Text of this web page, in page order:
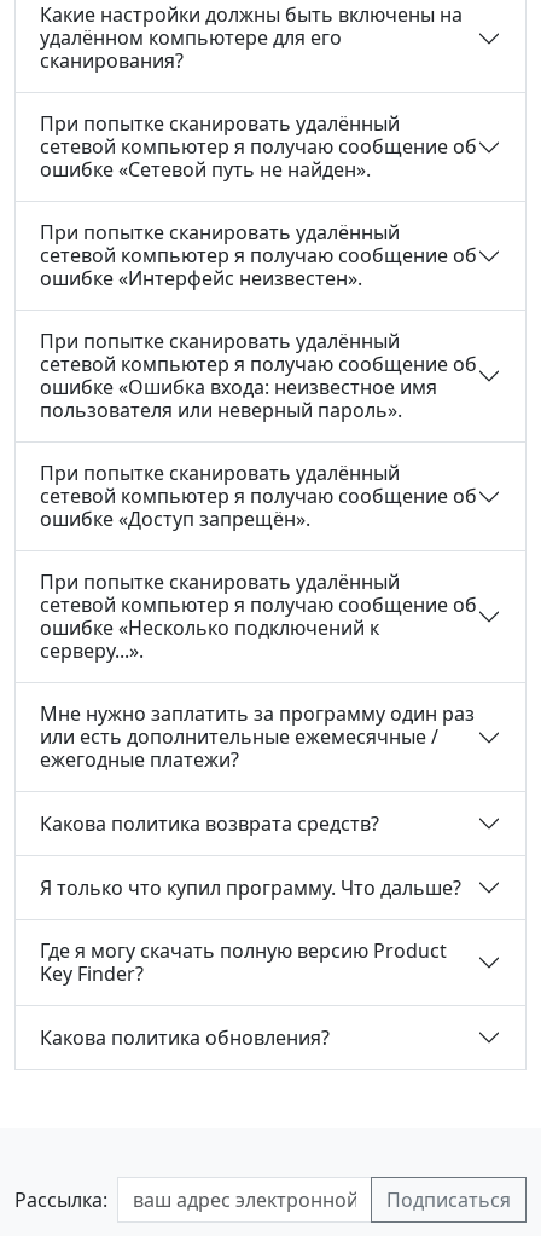
Какие настройки должны быть включены на
удалённом компьютере для его
сканирования?
При попытке сканировать удалённый
сетевой компьютер я получаю сообщение об
ошибке «Сетевой путь не найден».
При попытке сканировать удалённый
сетевой компьютер я получаю сообщение об
ошибке «Интерфейс неизвестен».
При попытке сканировать удалённый
сетевой компьютер я получаю сообщение об
ошибке «Ошибка входа: неизвестное имя
пользователя или неверный пароль».
При попытке сканировать удалённый
сетевой компьютер я получаю сообщение об
ошибке «Доступ запрещён».
При попытке сканировать удалённый
сетевой компьютер я получаю сообщение об
ошибке «Несколько подключений к
серверу...».
Мне нужно заплатить за программу один раз
или есть дополнительные ежемесячные /
ежегодные платежи?
Какова политика возврата средств?
Я только что купил программу. Что дальше?
Где я могу скачать полную версию Product
Key Finder?
Какова политика обновления?
Рассылка: